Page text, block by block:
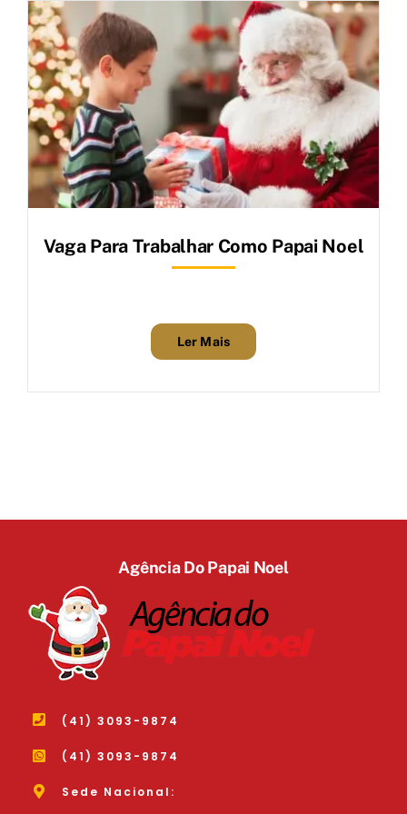
para
conteúdo
Vaga Para Trabalhar Como Papai Noel
Ler Mais
Agência Do Papai Noel
(41) 3093-9874
(41) 3093-9874
Sede Nacional: